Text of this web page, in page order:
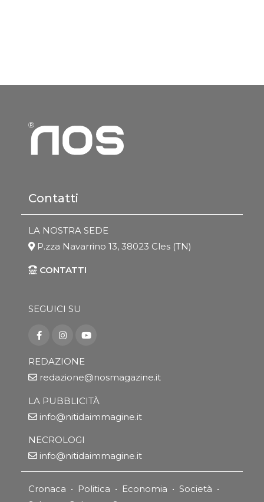
Contatti
LA NOSTRA SEDE
P.zza Navarrino 13, 38023 Cles (TN)
CONTATTI
SEGUICI SU
REDAZIONE
redazione@nosmagazine.it
LA PUBBLICITÀ
info@nitidaimmagine.it
NECROLOGI
info@nitidaimmagine.it
Cronaca • Politica • Economia • Società •